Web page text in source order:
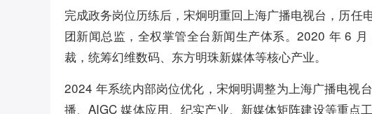
完成政务岗位历练后，宋炯明重回上海广播电视台，历
团新闻总监，全权掌管全台新闻生产体系。2020 年 6
裁，统筹幻维数码、东方明珠新媒体等核心产业。
2024 年系统内部岗位优化，宋炯明调整为上海广播电视
播、AIGC 媒体应用、纪实产业、新媒体矩阵建设等重点